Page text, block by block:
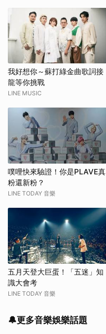
我好想你～蘇打綠金曲歌詞接
龍等你挑戰
LINE MUSIC
噗哩快來驗證！你是PLAVE真
粉還新粉？
LINE TODAY 音樂
五月天登大巨蛋！「五迷」知
識大會考
LINE TODAY 音樂
🔔更多音樂娛樂話題